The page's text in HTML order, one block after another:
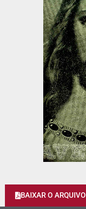
BAIXAR O